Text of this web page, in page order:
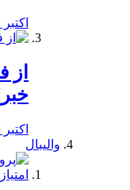
اکتبر 12, 2019
از
اکتبر 12, 2019
والیبال